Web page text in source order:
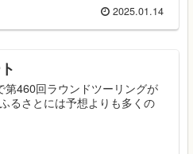
2025.01.14
460回ラウンドツーリングが
るさとには予想よりも多くの